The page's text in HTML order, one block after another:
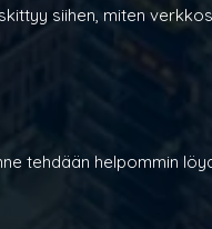
siihen, miten
tehdään helpommin